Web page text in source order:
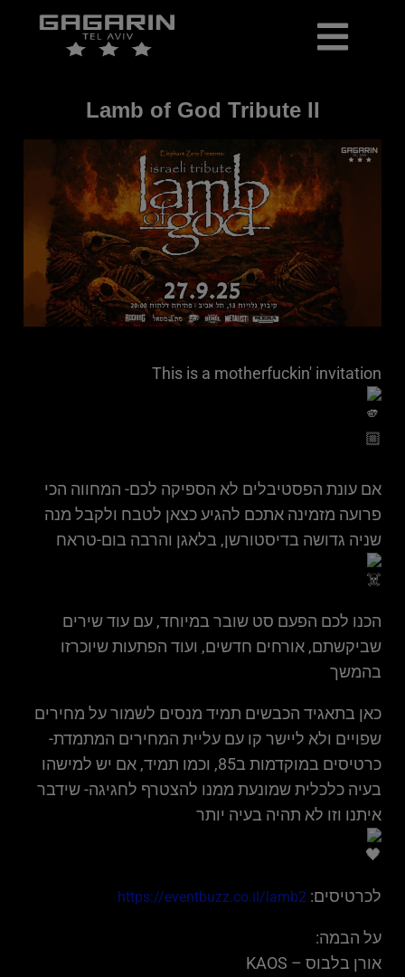
Lamb of God Tribute II
This is a motherfuckin' invitation
אם עונת הפסטיבלים לא הספיקה לכם- המחווה הכי
פרועה מזמינה אתכם להגיע כצאן לטבח ולקבל מנה
שניה גדושה בדיסטורשן, בלאגן והרבה בום-טראח
הכנו לכם הפעם סט שובר במיוחד, עם עוד שירים
שביקשתם, אורחים חדשים, ועוד הפתעות שיוכרזו
בהמשך
כאן בתאגיד הכבשים תמיד מנסים לשמור על מחירים
שפויים ולא ליישר קו עם עליית המחירים המתמדת-
כרטיסים במוקדמות ב85, וכמו תמיד, אם יש למישהו
בעיה כלכלית שמונעת ממנו להצטרף לחגיגה- שידבר
איתנו וזו לא תהיה בעיה יותר
לכרטיסים: https://eventbuzz.co.il/lamb2
על הבמה:
אורן בלבוס – KAOS